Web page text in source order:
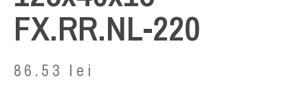
FX.RR.NL-220
86.53 lei